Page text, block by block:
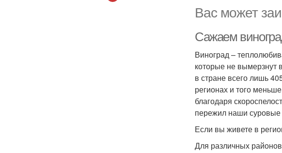
Вас может
Сажаем
Виноград –
которые не вымерзнут
в стране всего лишь
регионах и того
благодаря
пережил наши
Если вы живете в
Для различных